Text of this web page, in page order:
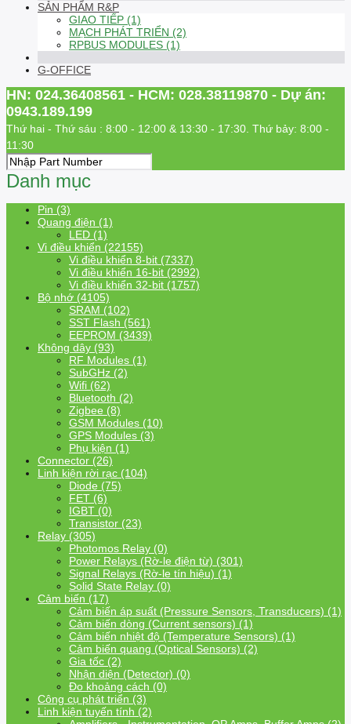
SẢN PHẨM R&P
GIAO TIẾP (1)
MẠCH PHÁT TRIỂN (2)
RPBUS MODULES (1)
G-OFFICE
HN: 024.36408561 - HCM: 028.38119870 - Dự án:
0943.189.199
Thứ hai - Thứ sáu : 8:00 - 12:00 & 13:30 - 17:30. Thứ bảy: 8:00 -
11:30
Danh mục
Pin (3)
Quang điện (1)
LED (1)
Vi điều khiển (22155)
Vi điều khiển 8-bit (7337)
Vi điều khiển 16-bit (2992)
Vi điều khiển 32-bit (1757)
Bộ nhớ (4105)
SRAM (102)
SST Flash (561)
EEPROM (3439)
Không dây (93)
RF Modules (1)
SubGHz (2)
Wifi (62)
Bluetooth (2)
Zigbee (8)
GSM Modules (10)
GPS Modules (3)
Phụ kiện (1)
Connector (26)
Linh kiện rời rạc (104)
Diode (75)
FET (6)
IGBT (0)
Transistor (23)
Relay (305)
Photomos Relay (0)
Power Relays (Rờ-le điện từ) (301)
Signal Relays (Rờ-le tín hiệu) (1)
Solid State Relay (0)
Cảm biến (17)
Cảm biến áp suất (Pressure Sensors, Transducers) (1)
Cảm biến dòng (Current sensors) (1)
Cảm biến nhiệt độ (Temperature Sensors) (1)
Cảm biến quang (Optical Sensors) (2)
Gia tốc (2)
Nhận diện (Detector) (0)
Đo khoảng cách (0)
Công cụ phát triển (3)
Linh kiện tuyến tính (2)